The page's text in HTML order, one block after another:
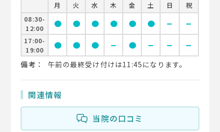
月 火 水 木 金 土 日
祝
08:30-
12:00
circle circle circle circle circle circle remove remove
17:00-
19:00
circle circle circle remove circle remove remove remove
備考： 午前の最終受け付けは11:45になります。
関連情報
当院の口コミ